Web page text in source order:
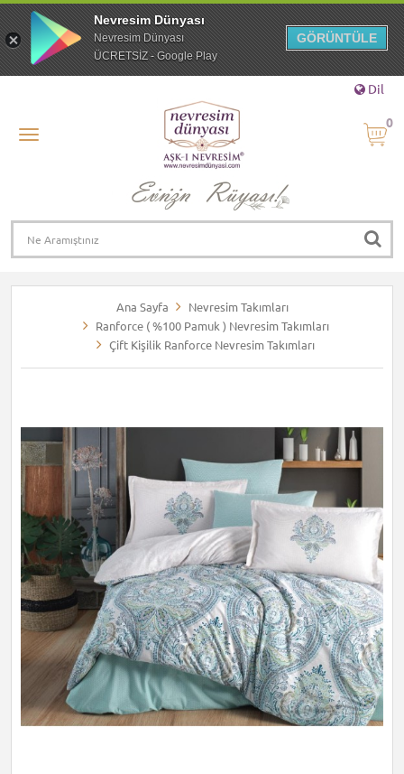
Dil
0
Ana Sayfa
Nevresim Takımları
Ranforce ( %100 Pamuk ) Nevresim Takımları
Çift Kişilik Ranforce Nevresim Takımları
Nevresim Dünyası
Nevresim Dünyası
ÜCRETSİZ - Google Play
GÖRÜNTÜLE